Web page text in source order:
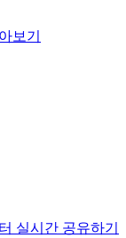
보기
실시간 공유하기